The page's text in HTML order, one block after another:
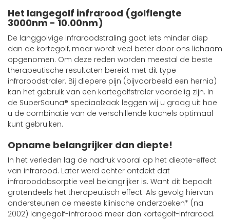
Het langegolf infrarood (golflengte
3000nm - 10.00nm)
De langgolvige infraroodstraling gaat iets minder diep
dan de kortegolf, maar wordt veel beter door ons lichaam
opgenomen. Om deze reden worden meestal de beste
therapeutische resultaten bereikt met dit type
infraroodstraler. Bij diepere pijn (bijvoorbeeld een hernia)
kan het gebruik van een kortegolfstraler voordelig zijn. In
de SuperSauna® speciaalzaak leggen wij u graag uit hoe
u de combinatie van de verschillende kachels optimaal
kunt gebruiken.
Opname belangrijker dan diepte!
In het verleden lag de nadruk vooral op het diepte-effect
van infrarood. Later werd echter ontdekt dat
infraroodabsorptie veel belangrijker is. Want dit bepaalt
grotendeels het therapeutisch effect. Als gevolg hiervan
ondersteunen de meeste klinische onderzoeken* (na
2002) langegolf-infrarood meer dan kortegolf-infrarood.